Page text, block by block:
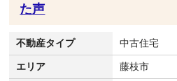
た声
不動産タイプ 中古住宅
エリア 藤枝市